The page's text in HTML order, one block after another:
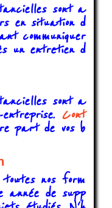
sont a
en situation d
communiquer
un entretien d
sont a
Cont
part de vos b
nos form
année de supp